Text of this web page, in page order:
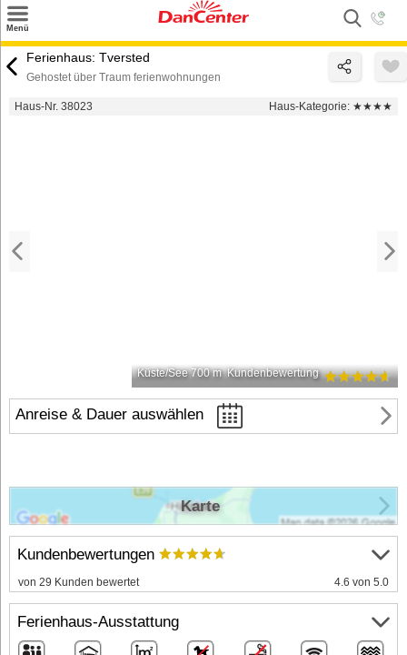
Menü
Suchen
Ferienhaus: Tversted
Gehostet über Traum ferienwohnungen
Haus-Nr. 38023 Haus-Kategorie: ★★★★
Küste/See 700 m Kundenbewertung
Anreise & Dauer auswählen
Kundenbewertungen
von 29 Kunden bewertet 4.6 von 5.0
Ferienhaus-Ausstattung
Karte